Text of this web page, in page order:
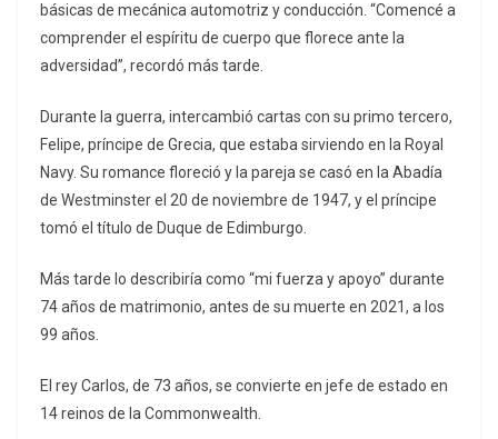
básicas de mecánica automotriz y conducción. “Comencé a
comprender el espíritu de cuerpo que florece ante la
adversidad”, recordó más tarde.
Durante la guerra, intercambió cartas con su primo tercero,
Felipe, príncipe de Grecia, que estaba sirviendo en la Royal
Navy. Su romance floreció y la pareja se casó en la Abadía
de Westminster el 20 de noviembre de 1947, y el príncipe
tomó el título de Duque de Edimburgo.
Más tarde lo describiría como “mi fuerza y ​​apoyo” durante
74 años de matrimonio, antes de su muerte en 2021, a los
99 años.
El rey Carlos, de 73 años, se convierte en jefe de estado en
14 reinos de la Commonwealth.